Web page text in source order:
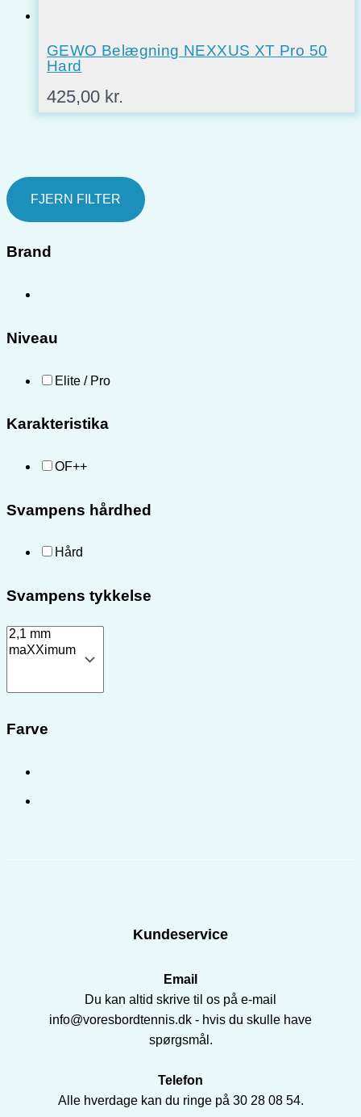
FJERN FILTER
Brand
Niveau
Elite / Pro
Karakteristika
OF++
Svampens hårdhed
Hård
Svampens tykkelse
Farve
GEWO Belægning NEXXUS XT Pro 50
Hard
425,00 kr.
Kundeservice
Email
Du kan altid skrive til os på e-mail
info@voresbordtennis.dk - hvis du skulle have
spørgsmål.
Telefon
Alle hverdage kan du ringe på 30 28 08 54.